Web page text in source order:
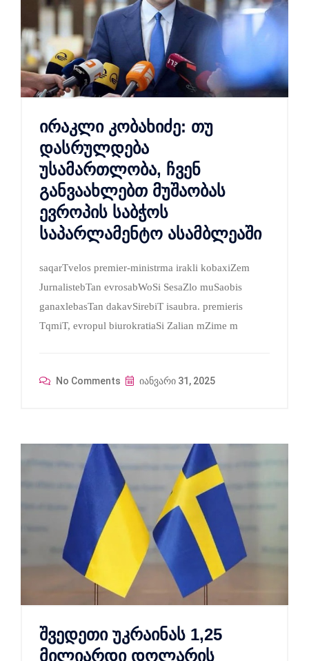
ირაკლი კობახიძე: თუ
დასრულდება
უსამართლობა, ჩვენ
განვაახლებთ მუშაობას
ევროპის საბჭოს
საპარლამენტო ასამბლეაში
saqarTvelos premier-ministrma irakli kobaxiZem
JurnalistebTan evrosabWoSi SesaZlo muSaobis
ganaxlebasTan dakavSirebiT isaubra. premieris
TqmiT, evropul biurokratiaSi Zalian mZime m
No Comments იანვარი 31, 2025
შვედეთი უკრაინას 1,25
მილიარდი დოლარის